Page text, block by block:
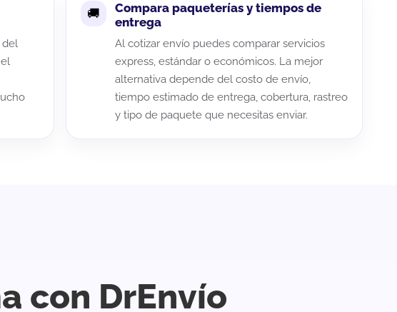
del
Compara paqueterías y tiempos de
entrega
Al cotizar envío puedes comparar servicios
express, estándar o económicos. La mejor
alternativa depende del costo de envío,
tiempo estimado de entrega, cobertura, rastreo
y tipo de paquete que necesitas enviar.
con DrEnvío